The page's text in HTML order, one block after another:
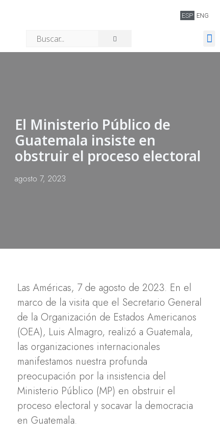
ESP ENG
El Ministerio Público de
Guatemala insiste en
obstruir el proceso electoral
agosto 7, 2023
Las Américas, 7 de agosto de 2023. En el
marco de la visita que el Secretario General
de la Organización de Estados Americanos
(OEA), Luis Almagro, realizó a Guatemala,
las organizaciones internacionales
manifestamos nuestra profunda
preocupación por la insistencia del
Ministerio Público (MP) en obstruir el
proceso electoral y socavar la democracia
en Guatemala.